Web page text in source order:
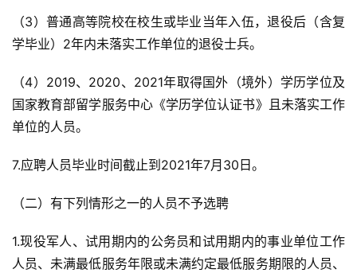
（3）普通高等院校在校生或毕业当年入伍，退役后（含复
学毕业）2年内未落实工作单位的退役士兵。
（4）2019、2020、2021年取得国外（境外）学历学位及
国家教育部留学服务中心《学历学位认证书》且未落实工作
单位的人员。
7.应聘人员毕业时间截止到2021年7月30日。
（二）有下列情形之一的人员不予选聘
1.现役军人、试用期内的公务员和试用期内的事业单位工作
人员、未满最低服务年限或未满约定最低服务期限的人员、